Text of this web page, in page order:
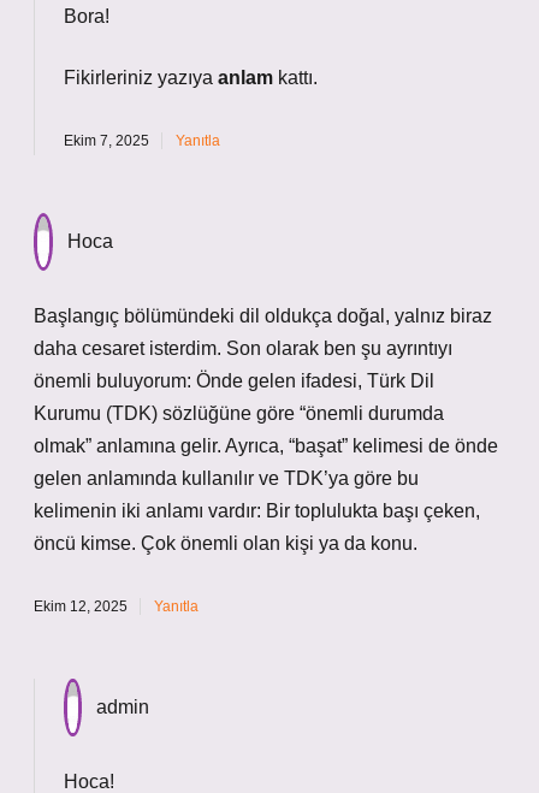
Bora!
Fikirleriniz yazıya anlam kattı.
Ekim 7, 2025 Yanıtla
Başlangıç bölümündeki dil oldukça doğal, yalnız biraz
daha cesaret isterdim. Son olarak ben şu ayrıntıyı
önemli buluyorum: Önde gelen ifadesi, Türk Dil
Kurumu (TDK) sözlüğüne göre “önemli durumda
olmak” anlamına gelir. Ayrıca, “başat” kelimesi de önde
gelen anlamında kullanılır ve TDK’ya göre bu
kelimenin iki anlamı vardır: Bir toplulukta başı çeken,
öncü kimse. Çok önemli olan kişi ya da konu.
Ekim 12, 2025 Yanıtla
Hoca!